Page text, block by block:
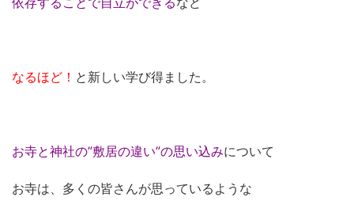
なるほど！ と新しい学び得ました。
お寺と神社の”敷居の違い”の思い込みについて
お寺は、多くの皆さんが思っているような